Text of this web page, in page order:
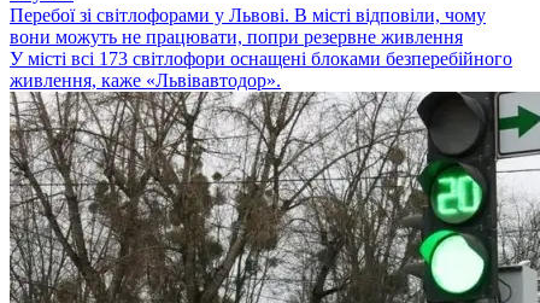
Перебої зі світлофорами у Львові. В місті відповіли, чому
вони можуть не працювати, попри резервне живлення
У місті всі 173 світлофори оснащені блоками безперебійного
живлення, каже «Львівавтодор».